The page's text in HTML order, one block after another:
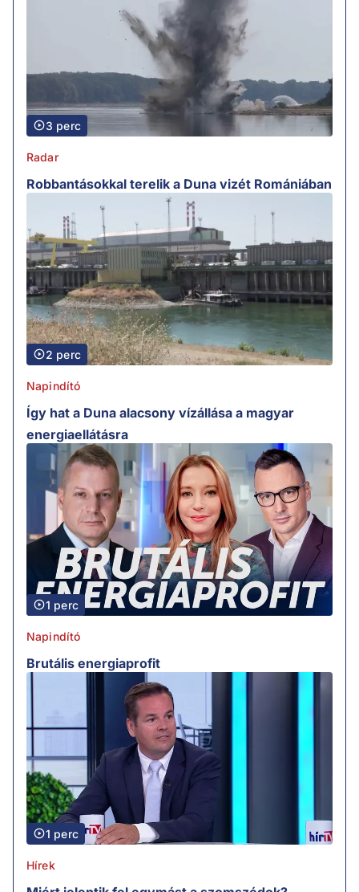
3 perc
Radar
Robbantásokkal terelik a Duna vizét Romániában
2 perc
Napindító
Így hat a Duna alacsony vízállása a magyar
energiaellátásra
1 perc
Napindító
Brutális energiaprofit
1 perc
Hírek